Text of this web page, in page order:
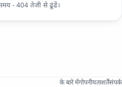
समय - 404 तेजी से ढूंढें।
के बारे मेंगोपनीयताशर्तेंसंपर्क